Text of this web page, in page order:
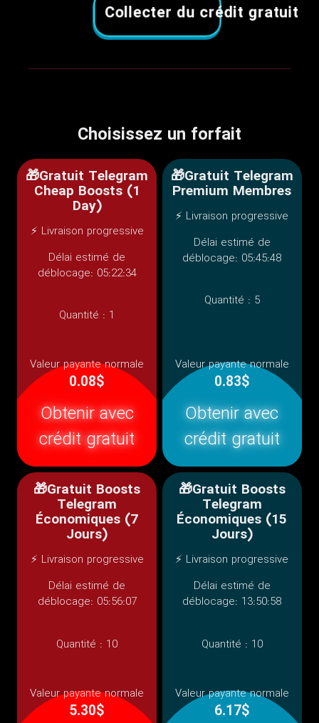
Collecter du crédit gratuit
Choisissez un forfait
🎁Gratuit Telegram
Cheap Boosts (1
Day)
⚡ Livraison progressive
Délai estimé de
déblocage: 05:22:34
Quantité : 1
Valeur payante normale
0.08$
Obtenir avec
crédit gratuit
🎁Gratuit Telegram
Premium Membres
⚡ Livraison progressive
Délai estimé de
déblocage: 05:45:48
Quantité : 5
Valeur payante normale
0.83$
Obtenir avec
crédit gratuit
🎁Gratuit Boosts
Telegram
Économiques (7
Jours)
⚡ Livraison progressive
Délai estimé de
déblocage: 05:56:07
Quantité : 10
Valeur payante normale
5.30$
🎁Gratuit Boosts
Telegram
Économiques (15
Jours)
⚡ Livraison progressive
Délai estimé de
déblocage: 13:50:58
Quantité : 10
Valeur payante normale
6.17$